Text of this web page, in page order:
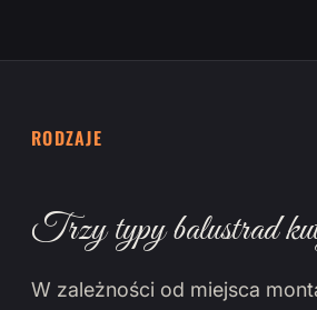
RODZAJE
Trzy typy balustrad
W zależności od miejsca